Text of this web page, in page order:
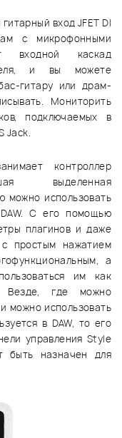
вход JFET DI
с микрофонными
входной каскад
и вы можете
гитару или драм-
Мониторить
подключаемых в
Jack.
контроллер
выделенная
можно использовать
C его помощью
плагинов и даже
с простым нажатием
а
им как
Везде, где можно
можно использовать
в DAW, то его
управления Style
быть назначен для